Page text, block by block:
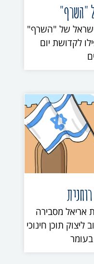
"השרף"
של "השרף"
לקדושת יום
אריאל מסבירה
תוכן חינוכי